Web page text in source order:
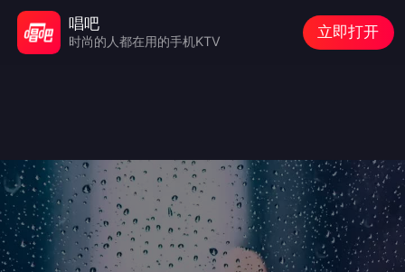
唱吧
时尚的人都在用的手机KTV
立即打开